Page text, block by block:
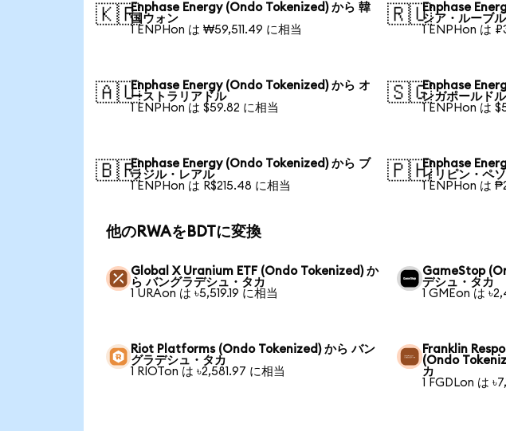
🇰🇷Enphase Energy (Ondo Tokenized) から 韓
国ウォン
1 ENPHon は ₩59,511.49 に相当
🇷🇺Enphase
シア・ルーブル
1 ENPHon は
🇦🇺Enphase Energy (Ondo Tokenized) から オ
ーストラリアドル
1 ENPHon は $59.82 に相当
🇸🇬Enphase
ンガポールドル
1 ENPHon は
🇧🇷Enphase Energy (Ondo Tokenized) から ブ
ラジル・レアル
1 ENPHon は R$215.48 に相当
🇵🇭Enphase
ィリピン・ペソ
1 ENPHon は
他のRWAをBDTに変換
Global X Uranium ETF (Ondo Tokenized) か
ら バングラデシュ・タカ
1 URAon は ৳5,519.19 に相当
GameStop
デシュ・タカ
1 GMEon は
Riot Platforms (Ondo Tokenized) から バン
グラデシュ・タカ
1 RIOTon は ৳2,581.97 に相当
Franklin
(Ondo
カ
1 FGDLon は